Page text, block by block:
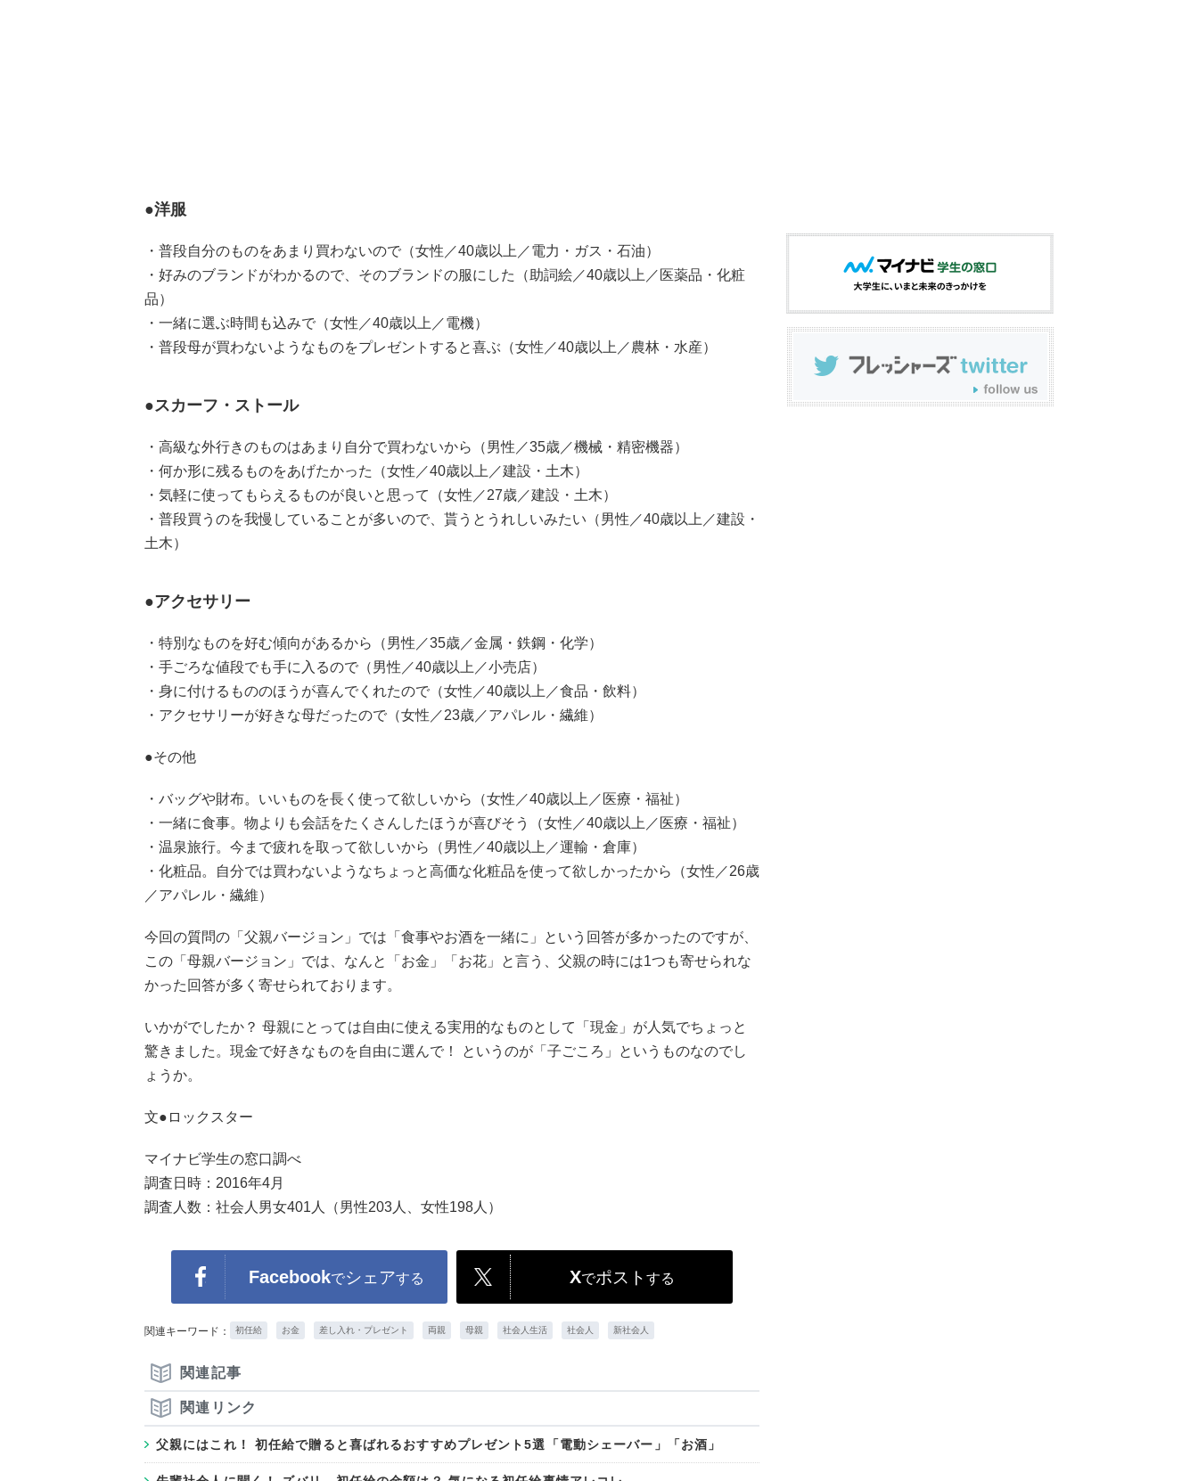
●洋服
・普段自分のものをあまり買わないので（女性／40歳以上／電力・ガス・石油）
・好みのブランドがわかるので、そのブランドの服にした（助詞絵／40歳以上／医薬品・化粧
品）
・一緒に選ぶ時間も込みで（女性／40歳以上／電機）
・普段母が買わないようなものをプレゼントすると喜ぶ（女性／40歳以上／農林・水産）
●スカーフ・ストール
・高級な外行きのものはあまり自分で買わないから（男性／35歳／機械・精密機器）
・何か形に残るものをあげたかった（女性／40歳以上／建設・土木）
・気軽に使ってもらえるものが良いと思って（女性／27歳／建設・土木）
・普段買うのを我慢していることが多いので、貰うとうれしいみたい（男性／40歳以上／建設・
土木）
●アクセサリー
・特別なものを好む傾向があるから（男性／35歳／金属・鉄鋼・化学）
・手ごろな値段でも手に入るので（男性／40歳以上／小売店）
・身に付けるもののほうが喜んでくれたので（女性／40歳以上／食品・飲料）
・アクセサリーが好きな母だったので（女性／23歳／アパレル・繊維）
●その他
・バッグや財布。いいものを長く使って欲しいから（女性／40歳以上／医療・福祉）
・一緒に食事。物よりも会話をたくさんしたほうが喜びそう（女性／40歳以上／医療・福祉）
・温泉旅行。今まで疲れを取って欲しいから（男性／40歳以上／運輸・倉庫）
・化粧品。自分では買わないようなちょっと高価な化粧品を使って欲しかったから（女性／26歳
／アパレル・繊維）
今回の質問の「父親バージョン」では「食事やお酒を一緒に」という回答が多かったのですが、
この「母親バージョン」では、なんと「お金」「お花」と言う、父親の時には1つも寄せられな
かった回答が多く寄せられております。
いかがでしたか？ 母親にとっては自由に使える実用的なものとして「現金」が人気でちょっと
驚きました。現金で好きなものを自由に選んで！ というのが「子ごころ」というものなのでし
ょうか。
文●ロックスター
マイナビ学生の窓口調べ
調査日時：2016年4月
調査人数：社会人男女401人（男性203人、女性198人）
Facebookでシェアする Xでポスト する
関連キーワード： 初任給 お金 差し入れ・プレゼント 両親 母親 社会人生活 社会人 新社会人
関連記事
関連リンク
父親にはこれ！ 初任給で贈ると喜ばれるおすすめプレゼント5選「電動シェーバー」「お酒」